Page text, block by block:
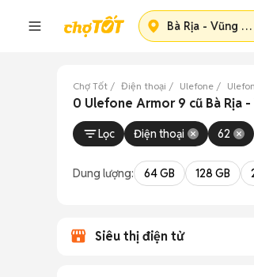
Bà Rịa - Vũng
Chợ Tốt Điện thoại Ulefone
0 Ulefone Armor 9 cũ Bà Rịa -
Lọc Điện thoại 62
Dung lượng: 64 GB 128 GB
Siêu thị điện tử